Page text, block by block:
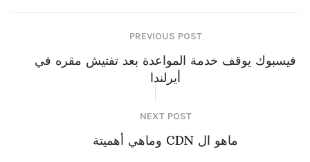
PREVIOUS POST
فيسبوك يوقف خدمة المواعدة بعد تفتيش مقره في
أيرلندا
NEXT POST
ماهو ال CDN وماهي أهميتة